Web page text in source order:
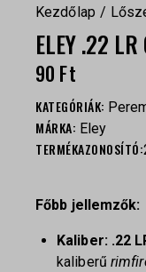
Kezdőlap
ELEY .22
90 Ft
KATEGÓRIÁK:
MÁRKA: Eley
TERMÉKAZONOSÍTÓ:
Főbb jellemzők:
Kaliber: .22
kaliberű